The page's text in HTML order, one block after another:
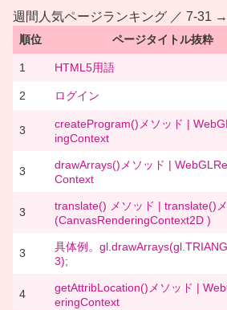
週間人気ページランキング ／ 7-31
順位 ページタイトル抜粋
1 HTML5用語
2 ログイン
3
createProgram()メソッド |
ingContext
3
drawArrays()メソッド |
Context
3
translate() メソッド | translate()
(CanvasRenderingContext2D )
3
具体例。
3);
4
getAttribLocation()メソッド |
eringContext